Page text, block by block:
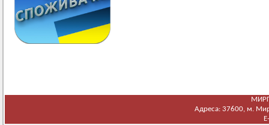
Адреса: 37600, м.